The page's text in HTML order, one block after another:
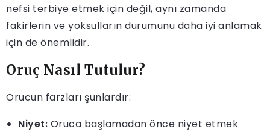
nefsi terbiye etmek için değil, aynı zamanda
fakirlerin ve yoksulların durumunu daha iyi anlamak
için de önemlidir.
Oruç Nasıl Tutulur?
Orucun farzları şunlardır:
Niyet: Oruca başlamadan önce niyet etmek